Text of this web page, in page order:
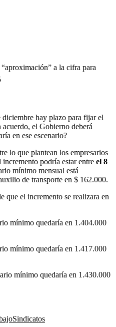
a la cifra para
hay plazo para fijar el
el Gobierno deberá
en ese escenario?
lo que plantean los empresarios
podría estar entre el 8
mínimo mensual está
de transporte en $ 162.000.
que el incremento se realizara en
mínimo quedaría en 1.404.000
mínimo quedaría en 1.417.000
mínimo quedaría en 1.430.000
Sindicatos